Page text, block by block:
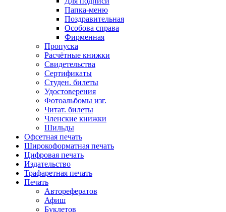
Папка-меню
Поздравительная
Особова справа
Фирменная
Пропуска
Расчётные книжки
Свидетельства
Сертификаты
Студен. билеты
Удостоверения
Фотоальбомы изг.
Читат. билеты
Членские книжки
Шильды
Офсетная печать
Широкоформатная печать
Цифровая печать
Издательство
Трафаретная печать
Печать
Авторефератов
Афиш
Буклетов